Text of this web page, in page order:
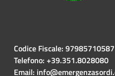
Codice Fiscale: 97985710587
Telefono: +39.351.8028080
Email: